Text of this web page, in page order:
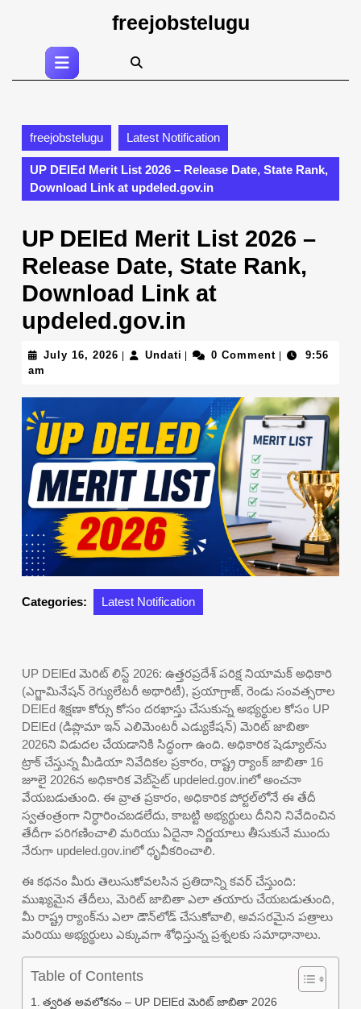
to
freejobstelugu
Open
Button
freejobstelugu Latest Notification
UP DElEd Merit List 2026 – Release Date, State Rank,
Download Link at updeled.gov.in
UP DElEd Merit List 2026 –
Release Date, State Rank,
Download Link at
updeled.gov.in
July 16, 2026 July Undati Undati0 Comment
9:56
am
Categories: Latest Notification
UP DElEd మెరిట్ లిస్ట్ 2026: ఉత్తరప్రదేశ్ పరిక్ష నియామక్ అధికారి
(ఎగ్జామినేషన్ రెగ్యులేటరీ అథారిటీ), ప్రయాగ్రాజ్, రెండు సంవత్సరాల
DElEd శిక్షణా కోర్సు కోసం దరఖాస్తు చేసుకున్న అభ్యర్థుల కోసం UP
DElEd (డిప్లొమా ఇన్ ఎలిమెంటరీ ఎడ్యుకేషన్) మెరిట్ జాబితా
2026ని విడుదల చేయడానికి సిద్ధంగా ఉంది. అధికారిక షెడ్యూల్‌ను
ట్రాక్ చేస్తున్న మీడియా నివేదికల ప్రకారం, రాష్ట్ర ర్యాంక్ జాబితా 16
జూలై 2026న అధికారిక వెబ్‌సైట్ updeled.gov.inలో అంచనా
వేయబడుతుంది. ఈ వ్రాత ప్రకారం, అధికారిక పోర్టల్‌లోనే ఈ తేదీ
స్వతంత్రంగా నిర్ధారించబడలేదు, కాబట్టి అభ్యర్థులు దీనిని నివేదించిన
తేదీగా పరిగణించాలి మరియు ఏదైనా నిర్ణయాలు తీసుకునే ముందు
నేరుగా updeled.gov.inలో ధృవీకరించాలి.
ఈ కథనం మీరు తెలుసుకోవలసిన ప్రతిదాన్ని కవర్ చేస్తుంది:
ముఖ్యమైన తేదీలు, మెరిట్ జాబితా ఎలా తయారు చేయబడుతుంది,
మీ రాష్ట్ర ర్యాంక్‌ను ఎలా డౌన్‌లోడ్ చేసుకోవాలి, అవసరమైన పత్రాలు
మరియు అభ్యర్థులు ఎక్కువగా శోధిస్తున్న ప్రశ్నలకు సమాధానాలు.
Table of Contents
త్వరిత అవలోకనం – UP DElEd మెరిట్ జాబితా 2026